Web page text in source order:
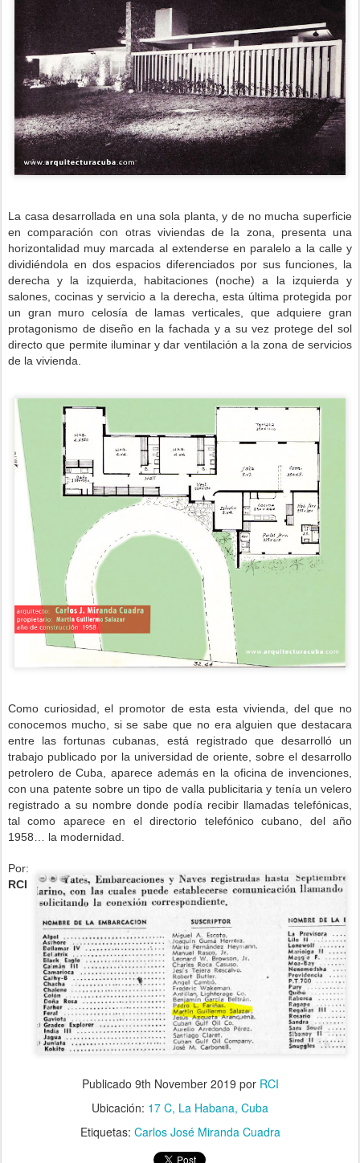
La casa desarrollada en una sola planta, y de no mucha superficie
en comparación con otras viviendas de la zona, presenta una
horizontalidad muy marcada al extenderse en paralelo a la calle y
dividiéndola en dos espacios diferenciados por sus funciones, la
derecha y la izquierda, habitaciones (noche) a la izquierda y
salones, cocinas y servicio a la derecha, esta última protegida por
un gran muro celosía de lamas verticales, que adquiere gran
protagonismo de diseño en la fachada y a su vez protege del sol
directo que permite iluminar y dar ventilación a la zona de servicios
de la vivienda.
Como curiosidad, el promotor de esta esta vivienda, del que no
conocemos mucho, si se sabe que no era alguien que destacara
entre las fortunas cubanas, está registrado que desarrolló un
trabajo publicado por la universidad de oriente, sobre el desarrollo
petrolero de Cuba, aparece además en la oficina de invenciones,
con una patente sobre un tipo de valla publicitaria y tenía un velero
registrado a su nombre donde podía recibir llamadas telefónicas,
tal como aparece en el directorio telefónico cubano, del año
1958… la modernidad.
Por:
RCI
Publicado 9th November 2019 por RCI
Ubicación: 17 C, La Habana, Cuba
Etiquetas: Carlos José Miranda Cuadra